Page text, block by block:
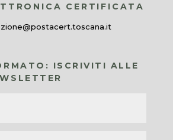
CERTIFICATA
ISCRIVITI ALLE